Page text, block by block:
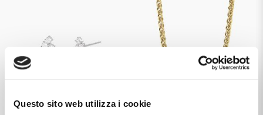
Questo sito web utilizza i cookie